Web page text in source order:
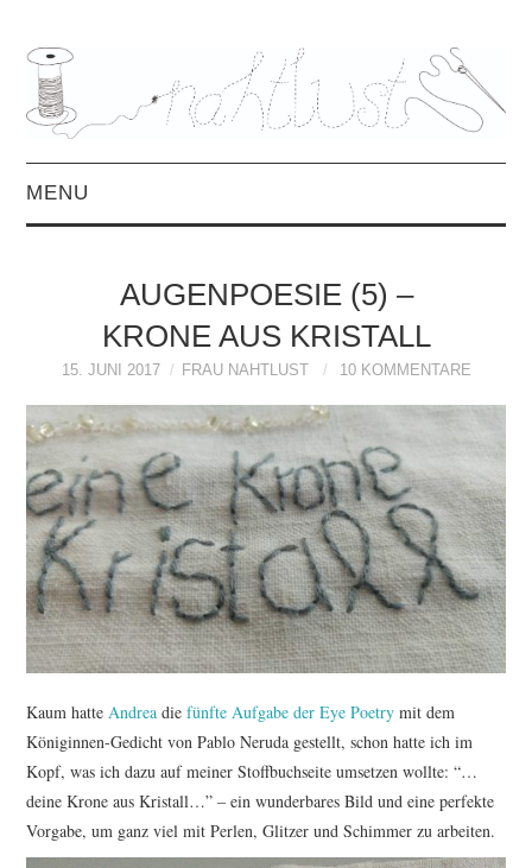
MENU
MITTWOCHSMIX &
INTERVIEWS
FREEBOOKS &
TUTORIALS
WORKSHOPS
PAPIERLIEBE AM
MONTAG
IMPRESSUM
DATENSCHUTZ
AUGENPOESIE (5) –
KRONE AUS KRISTALL
15. JUNI 2017 FRAU NAHTLUST 10 KOMMENTARE
Kaum hatteAndreadiefünfte Aufgabe der Eye Poetry mit dem
Königinnen-Gedicht von Pablo Neruda gestellt, schon hatte ich im
Kopf, was ich dazu auf meiner Stoffbuchseite umsetzen wollte: “…
deine Krone aus Kristall…” – ein wunderbares Bild und eine perfekte
Vorgabe, um ganz viel mit Perlen, Glitzer und Schimmer zu arbeiten.